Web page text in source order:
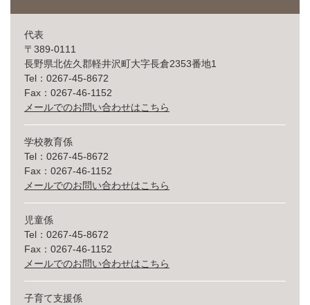
代表
〒389-0111
長野県北佐久郡軽井沢町大字長倉2353番地1
Tel：0267-45-8672
Fax：0267-46-1152
メールでのお問い合わせはこちら
学校教育係
Tel：0267-45-8672
Fax：0267-46-1152
メールでのお問い合わせはこちら
児童係
Tel：0267-45-8672
Fax：0267-46-1152
メールでのお問い合わせはこちら
子育て支援係